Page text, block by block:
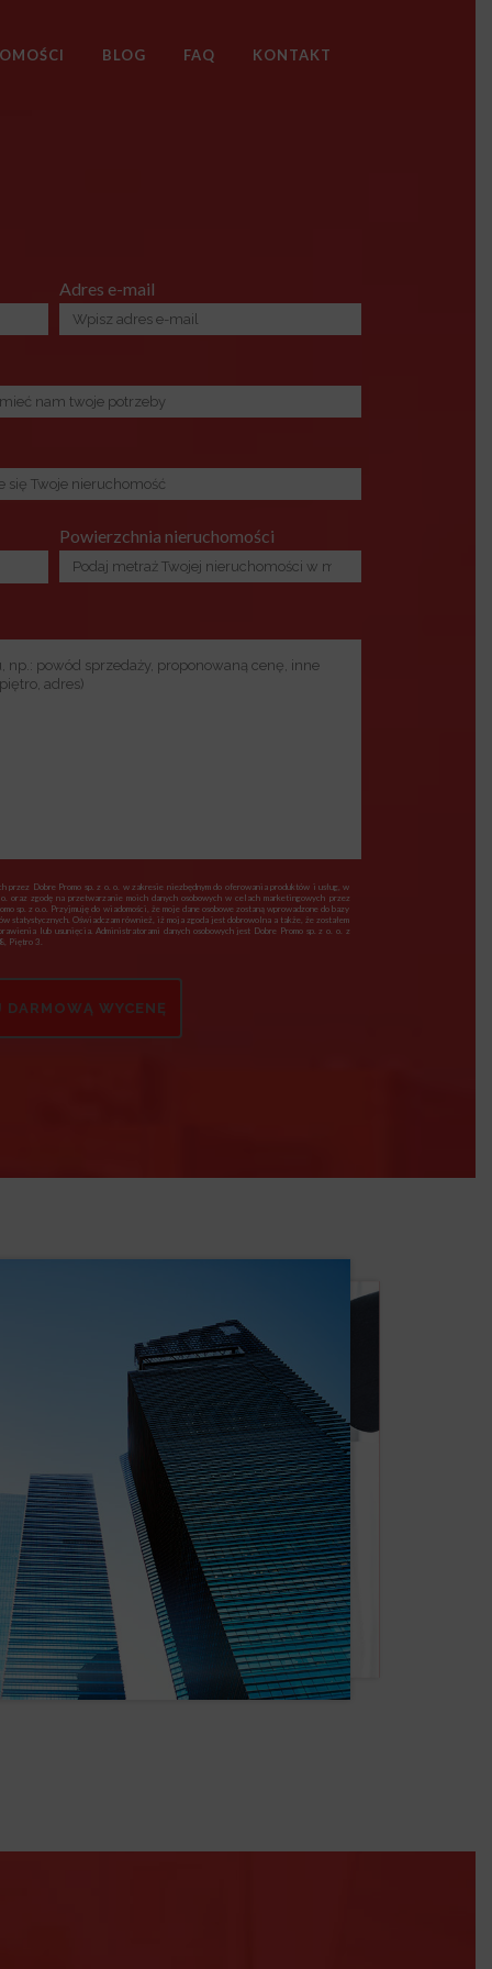
BLOG FAQ KONTAKT
Adres e-mail
Powierzchnia nieruchomości
przez Dobre Promo sp. z o. o. w zakresie niezbędnym do oferowania produktów i usług, w
oraz zgodę na przetwarzanie moich danych osobowych w celach marketingowych przez
sp. z o.o. Przyjmuję do wiadomości, że moje dane osobowe zostaną wprowadzone do bazy
statystycznych. Oświadczam również, iż moja zgoda jest dobrowolna a także, że zostałem
lub usunięcia. Administratorami danych osobowych jest Dobre Promo sp. z o. o. z
Piętro 3.